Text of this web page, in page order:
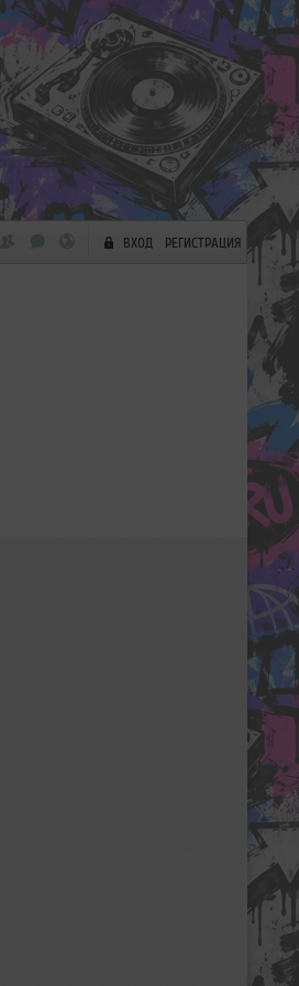
ВХОД РЕГИСТРАЦИЯ